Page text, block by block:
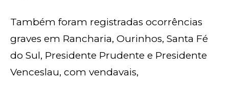
Também foram registradas ocorrências
graves em Rancharia, Ourinhos, Santa Fé
do Sul, Presidente Prudente e Presidente
Venceslau, com vendavais,